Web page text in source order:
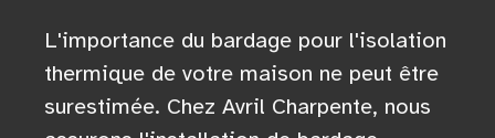
L'importance du bardage pour l'isolation
thermique de votre maison ne peut être
surestimée. Chez Avril Charpente, nous